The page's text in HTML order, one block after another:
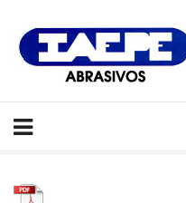
IAEPE